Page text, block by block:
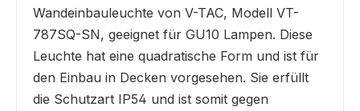
Wandeinbauleuchte von V-TAC, Modell VT-
787SQ-SN, geeignet für GU10 Lampen. Diese
Leuchte hat eine quadratische Form und ist für
den Einbau in Decken vorgesehen. Sie erfüllt
die Schutzart IP54 und ist somit gegen